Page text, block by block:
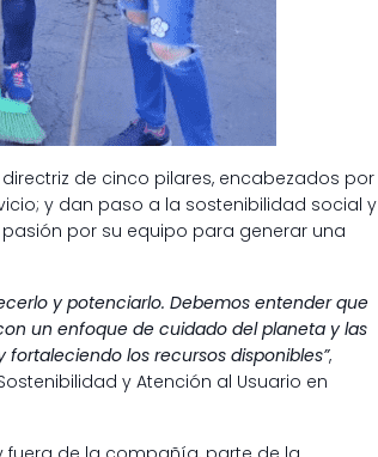
de cinco pilares, encabezados por
y dan paso a la sostenibilidad social y
por su equipo para generar una
y potenciarlo. Debemos entender que
un enfoque de cuidado del planeta y las
los recursos disponibles”,
y Atención al Usuario en